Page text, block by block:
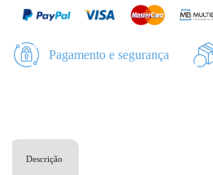
Pagamento e segurança
Descrição